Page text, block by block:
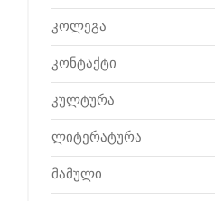
კოლეგა
კონტაქტი
კულტურა
ლიტერატურა
მამული